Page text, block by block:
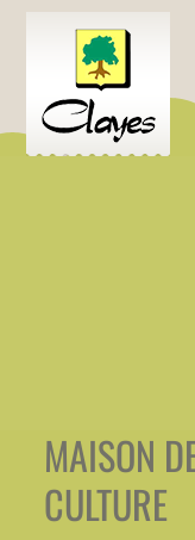
MAISON
CULTURE